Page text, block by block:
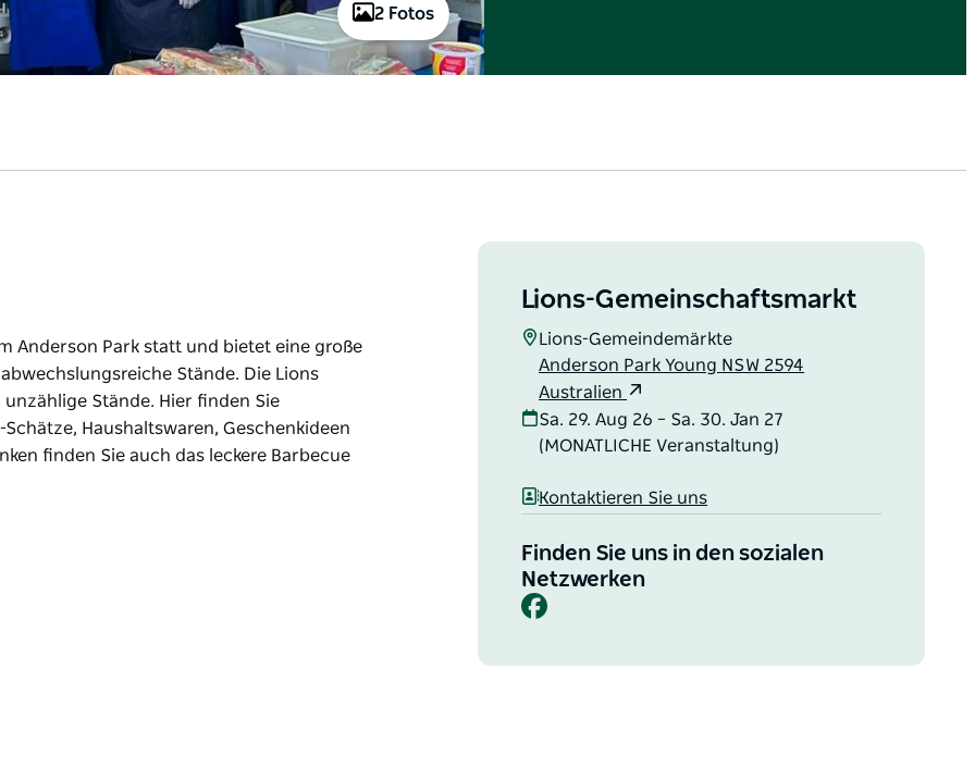
2 Fotos
Anderson Park statt und bietet eine große
Stände. Die Lions
Stände. Hier finden Sie
Haushaltswaren, Geschenkideen
finden Sie auch das leckere Barbecue
Stände.
Lions-Gemeinschaftsmarkt
Lions-Gemeindemärkte
Anderson Park Young NSW 2594
Australien
Sa. 29. Aug 26 – Sa. 30. Jan 27
(MONATLICHE Veranstaltung)
Kontaktieren Sie uns
Finden Sie uns in den sozialen
Netzwerken
Facebook